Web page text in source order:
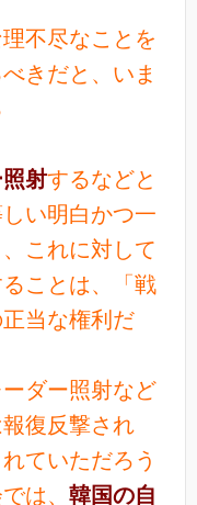
不尽なことを
きだと、いま
射するなどと
い明白かつ一
これに対して
ことは、「戦
当な権利だ
ダー照射など
復反撃され
ていただろう
は、 韓国の自